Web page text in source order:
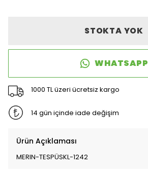
STOKTA YOK
WHATSAPP
1000 TL üzeri ücretsiz kargo
14 gün içinde iade değişim
Ürün Açıklaması
MERIN-TESPÜSKL-1242